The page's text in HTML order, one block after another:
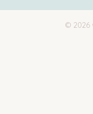
© 2026